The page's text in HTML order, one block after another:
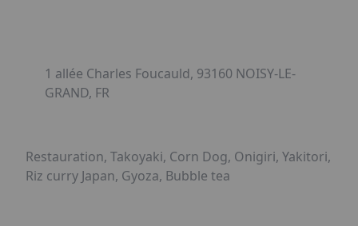
1 allée Charles Foucauld, 93160 NOISY-LE-
GRAND, FR
Restauration, Takoyaki, Corn Dog, Onigiri, Yakitori,
Riz curry Japan, Gyoza, Bubble tea